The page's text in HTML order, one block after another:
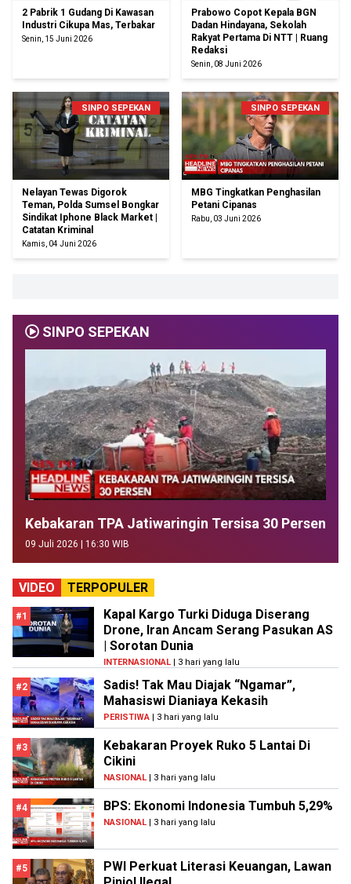
2 Pabrik 1 Gudang Di Kawasan
Industri Cikupa Mas, Terbakar
Senin, 15 Juni 2026
Prabowo Copot Kepala BGN
Dadan Hindayana, Sekolah
Rakyat Pertama Di NTT | Ruang
Redaksi
Senin, 08 Juni 2026
SINPO SEPEKAN
Nelayan Tewas Digorok
Teman, Polda Sumsel Bongkar
Sindikat Iphone Black Market |
Catatan Kriminal
Kamis, 04 Juni 2026
SINPO SEPEKAN
MBG Tingkatkan Penghasilan
Petani Cipanas
Rabu, 03 Juni 2026
SINPO SEPEKAN
Kebakaran TPA Jatiwaringin Tersisa 30 Persen
09 Juli 2026 | 16:30 WIB
VIDEO TERPOPULER
#1
Kapal Kargo Turki Diduga Diserang
Drone, Iran Ancam Serang Pasukan AS
| Sorotan Dunia
INTERNASIONAL | 3 hari yang lalu
#2
Sadis! Tak Mau Diajak “Ngamar”,
Mahasiswi Dianiaya Kekasih
PERISTIWA | 3 hari yang lalu
#3
Kebakaran Proyek Ruko 5 Lantai Di
Cikini
NASIONAL | 3 hari yang lalu
#4 BPS: Ekonomi Indonesia Tumbuh 5,29%
NASIONAL | 3 hari yang lalu
#5
PWI Perkuat Literasi Keuangan, Lawan